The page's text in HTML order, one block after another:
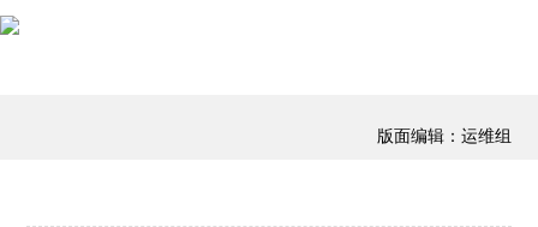
版面编辑：运维组